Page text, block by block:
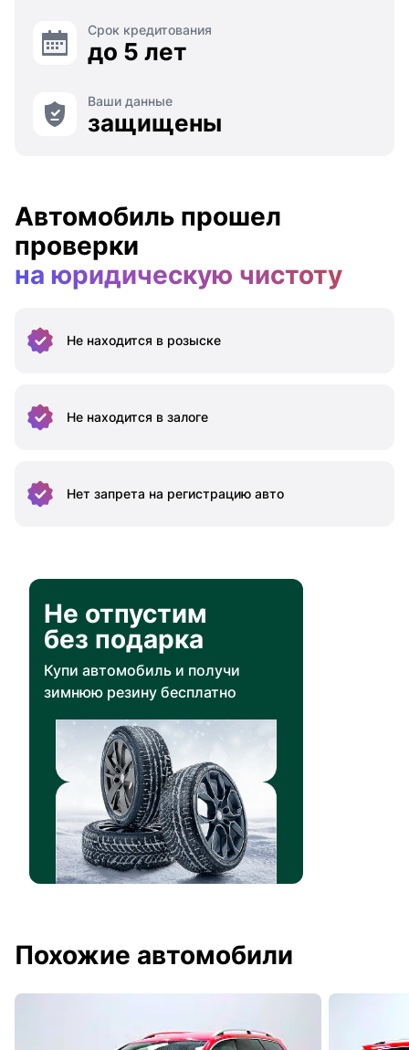
Срок кредитования
до 5 лет
Ваши данные
защищены
Автомобиль прошел
проверки
на юридическую чистоту
Не находится в розыске
Не находится в залоге
Нет запрета на регистрацию авто
Не отпустим
без подарка
Купи автомобиль и получи
зимнюю резину бесплатно
Похожие автомобили